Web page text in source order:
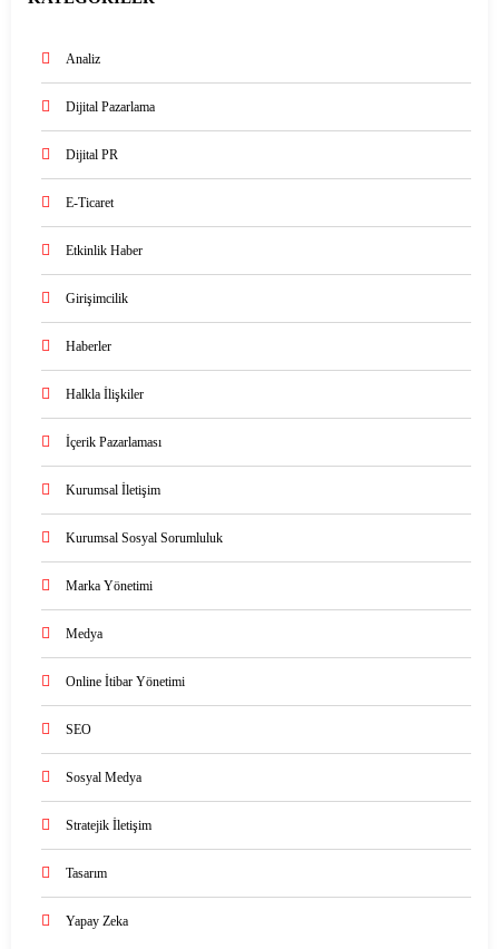
Analiz
Dijital Pazarlama
Dijital PR
E-Ticaret
Etkinlik Haber
Girişimcilik
Haberler
Halkla İlişkiler
İçerik Pazarlaması
Kurumsal İletişim
Kurumsal Sosyal Sorumluluk
Marka Yönetimi
Medya
Online İtibar Yönetimi
SEO
Sosyal Medya
Stratejik İletişim
Tasarım
Yapay Zeka